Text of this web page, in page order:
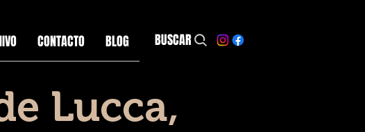
CONTACTO BLOG BUSCAR
Lucca,